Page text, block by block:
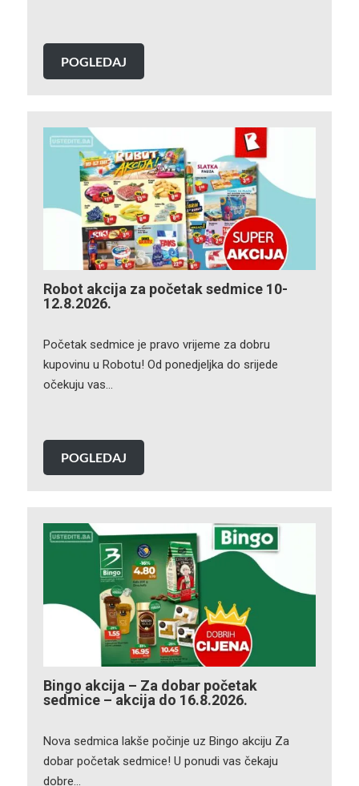
POGLEDAJ
Robot akcija za početak sedmice 10-
12.8.2026.
Početak sedmice je pravo vrijeme za dobru
kupovinu u Robotu! Od ponedjeljka do srijede
očekuju vas…
POGLEDAJ
Bingo akcija – Za dobar početak
sedmice – akcija do 16.8.2026.
Nova sedmica lakše počinje uz Bingo akciju Za
dobar početak sedmice! U ponudi vas čekaju
dobre…